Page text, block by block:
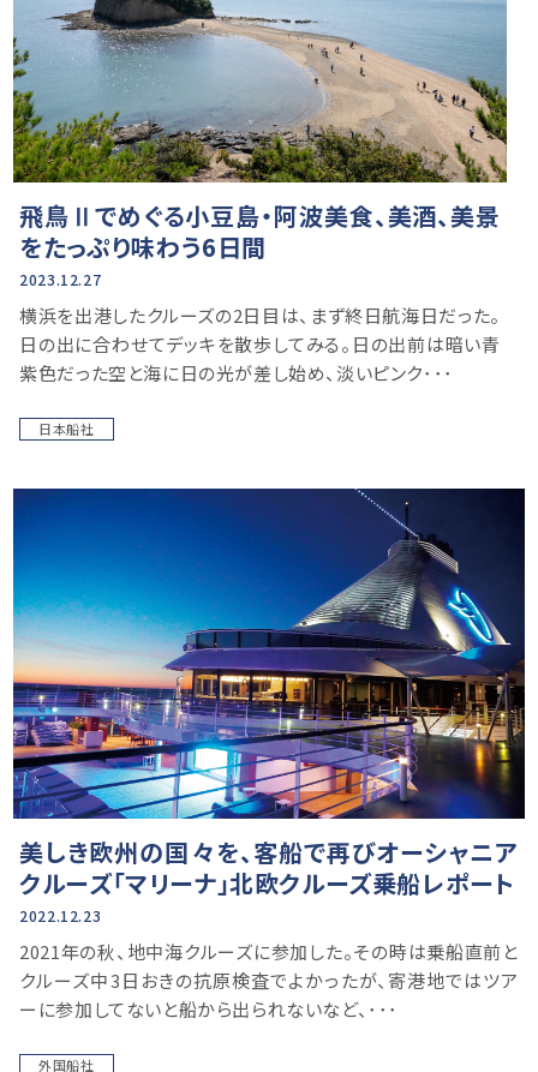
飛鳥Ⅱでめぐる小豆島・阿波美食、美酒、美景
をたっぷり味わう6日間
2023.12.27
横浜を出港したクルーズの2日目は、まず終日航海日だった。
日の出に合わせてデッキを散歩してみる。日の出前は暗い青
紫色だった空と海に日の光が差し始め、淡いピンク･･･
日本船社
美しき欧州の国々を、客船で再びオーシャニア
クルーズ「マリーナ」北欧クルーズ乗船レポート
2022.12.23
2021年の秋、地中海クルーズに参加した。その時は乗船直前と
クルーズ中3日おきの抗原検査でよかったが、寄港地ではツア
ーに参加してないと船から出られないなど、･･･
外国船社